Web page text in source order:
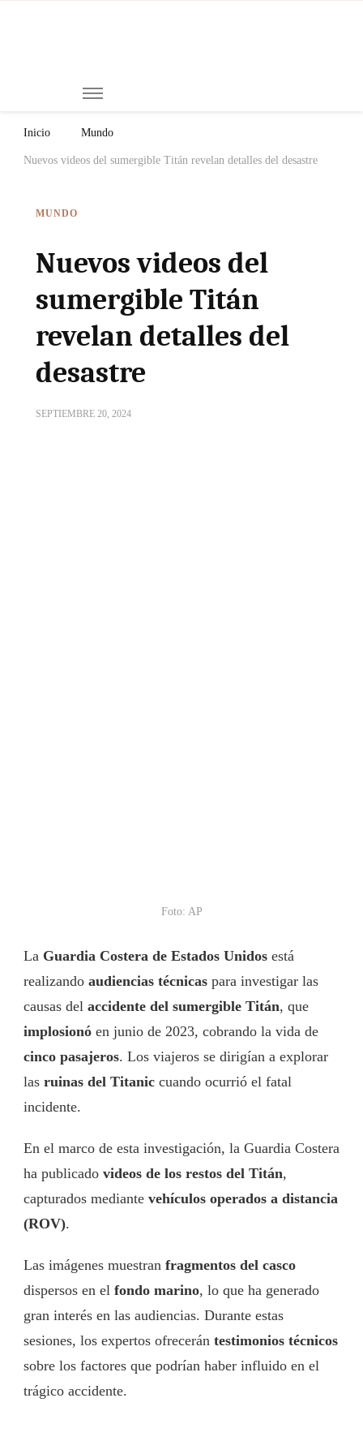
Inicio Mundo
Nuevos videos del sumergible Titán revelan detalles del desastre
MUNDO
Nuevos videos del
sumergible Titán
revelan detalles del
desastre
SEPTIEMBRE 20, 2024
Foto: AP
La Guardia Costera de Estados Unidos está
realizando audiencias técnicas para investigar las
causas del accidente del sumergible Titán, que
implosionó en junio de 2023, cobrando la vida de
cinco pasajeros. Los viajeros se dirigían a explorar
las ruinas del Titanic cuando ocurrió el fatal
incidente.
En el marco de esta investigación, la Guardia Costera
ha publicado videos de los restos del Titán,
capturados mediante vehículos operados a distancia
(ROV).
Las imágenes muestran fragmentos del casco
dispersos en el fondo marino, lo que ha generado
gran interés en las audiencias. Durante estas
sesiones, los expertos ofrecerán testimonios técnicos
sobre los factores que podrían haber influido en el
trágico accidente.